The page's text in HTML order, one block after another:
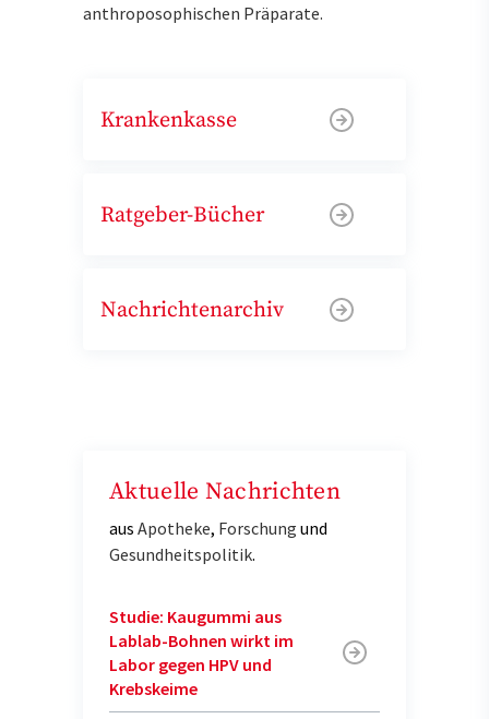
anthroposophischen Präparate.
Krankenkasse
Ratgeber-Bücher
Nachrichtenarchiv
Aktuelle Nachrichten
aus Apotheke, Forschung und
Gesundheitspolitik.
Studie: Kaugummi aus
Lablab-Bohnen wirkt im
Labor gegen HPV und
Krebskeime